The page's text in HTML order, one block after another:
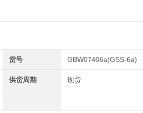
货号 GBW07406a(GSS-6a)
供货周期 现货